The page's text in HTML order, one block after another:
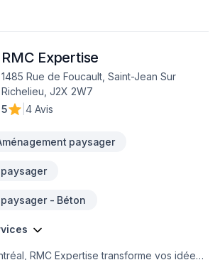
vos idées en réalité. Contactez-nous
RMC Expertise
1485 Rue de Foucault, Saint-Jean Sur
Richelieu, J2X 2W7
5
4 Avis
paysager
- Béton
RMC Expertise transforme vos idées